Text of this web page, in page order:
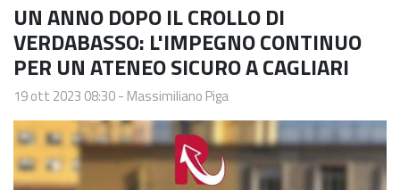
UN ANNO DOPO IL CROLLO DI
VERDABASSO: L'IMPEGNO CONTINUO
PER UN ATENEO SICURO A CAGLIARI
19 ott 2023 08:30- Massimiliano Piga